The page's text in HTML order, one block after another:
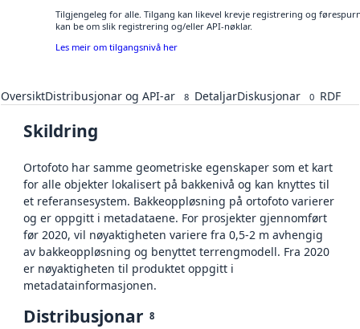
Tilgjengeleg for alle. Tilgang kan likevel krevje registrering og
kan be om slik registrering og/eller API-nøklar.
Les meir om tilgangsnivå her
OversiktDistribusjonar og API-ar 8 DetaljarDiskusjonar 0 RDF
Skildring
Ortofoto har samme geometriske egenskaper som et kart
for alle objekter lokalisert på bakkenivå og kan knyttes til
et referansesystem. Bakkeoppløsning på ortofoto varierer
og er oppgitt i metadataene. For prosjekter gjennomført
før 2020, vil nøyaktigheten variere fra 0,5-2 m avhengig
av bakkeoppløsning og benyttet terrengmodell. Fra 2020
er nøyaktigheten til produktet oppgitt i
metadatainformasjonen.
Distribusjonar 8